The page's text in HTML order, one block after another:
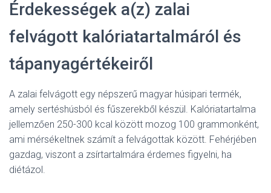
Érdekességek a(z) zalai
felvágott kalóriatartalmáról és
tápanyagértékeiről
A zalai felvágott egy népszerű magyar húsipari termék,
amely sertéshúsból és fűszerekből készül. Kalóriatartalma
jellemzően 250-300 kcal között mozog 100 grammonként,
ami mérsékeltnek számít a felvágottak között. Fehérjében
gazdag, viszont a zsírtartalmára érdemes figyelni, ha
diétázol.